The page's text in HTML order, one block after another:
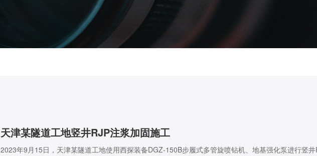
天津某隧道工地竖井RJP注浆加固施工
2023年9月15日，天津某隧道工地使用西探装备DGZ-150B步履式多管旋喷钻机、地基强化泵进行竖井